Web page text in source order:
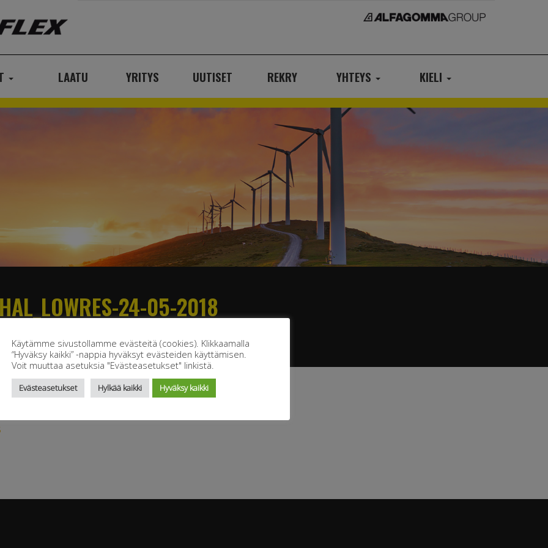
LAATU YRITYS UUTISET REKRY YHTEYS KIELI
24-05-2018
24-05-2018
Käytämme sivustollamme evästeitä (cookies). Klikkaamalla
“Hyväksy kaikki” -nappia hyväksyt evästeiden käyttämisen.
Voit muuttaa asetuksia "Evästeasetukset" linkistä.
Evästeasetukset Hylkää kaikki Hyväksy kaikki